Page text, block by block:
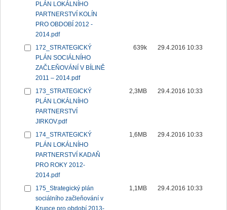
PLÁN LOKÁLNÍHO
PARTNERSTVÍ KOLÍN
PRO OBDOBÍ 2012 -
2014.pdf
172_STRATEGICKÝ
PLÁN SOCIÁLNÍHO
ZAČLEŇOVÁNÍ V BÍLINĚ
2011 – 2014.pdf
639k 29.4.2016 10:33
173_STRATEGICKÝ
PLÁN LOKÁLNÍHO
PARTNERSTVÍ
JIRKOV.pdf
2,3MB 29.4.2016 10:33
174_STRATEGICKÝ
PLÁN LOKÁLNÍHO
PARTNERSTVÍ KADAŇ
PRO ROKY 2012-
2014.pdf
1,6MB 29.4.2016 10:33
175_Strategický plán
sociálního začleňování v
1,1MB 29.4.2016 10:33